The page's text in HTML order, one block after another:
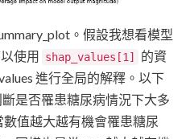
。假設我想看模型
使用 shap_values[1]
的資
進行全局的解釋。以下
是否罹患糖尿病情況下大多
值越大越有機會罹患糖尿